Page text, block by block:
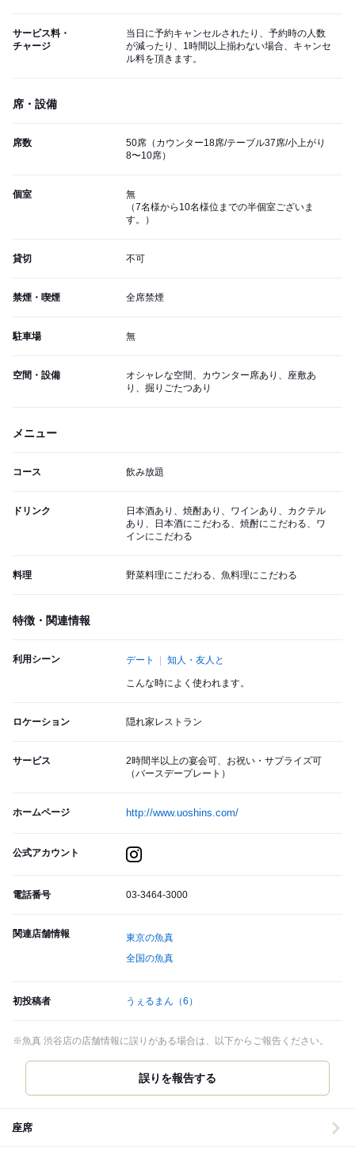
サービス料・
チャージ
当日に予約キャンセルされたり、予約時の人数
が減ったり、1時間以上揃わない場合、キャンセ
ル料を頂きます。
席・設備
席数
50席（カウンター18席/テーブル37席/小上がり
8〜10席）
個室
無
（7名様から10名様位までの半個室ございま
す。）
貸切 不可
禁煙・喫煙 全席禁煙
駐車場 無
空間・設備
オシャレな空間、カウンター席あり、座敷あ
り、掘りごたつあり
メニュー
コース 飲み放題
ドリンク
日本酒あり、焼酎あり、ワインあり、カクテル
あり、日本酒にこだわる、焼酎にこだわる、ワ
インにこだわる
料理 野菜料理にこだわる、魚料理にこだわる
特徴・関連情報
利用シーン デート 知人・友人と
こんな時によく使われます。
ロケーション 隠れ家レストラン
サービス
2時間半以上の宴会可、お祝い・サプライズ可
（バースデープレート）
ホームページ http://www.uoshins.com/
公式アカウント
電話番号 03-3464-3000
関連店舗情報
東京の魚真
全国の魚真
初投稿者 うぇるまん （6）
※魚真 渋谷店の店舗情報に誤りがある場合は、以下からご報告ください。
誤りを報告する
座席